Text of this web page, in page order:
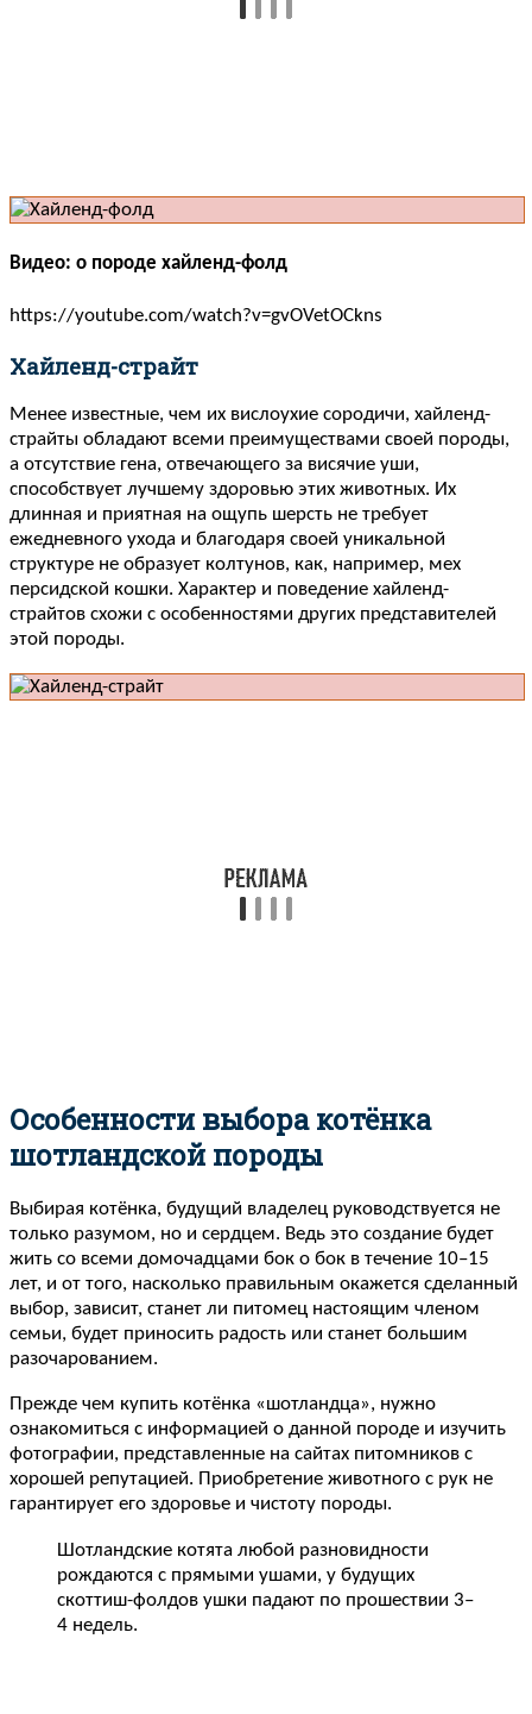
Видео: о породе хайленд-фолд
https://youtube.com/watch?v=gvOVetOCkns
Хайленд-страйт
Менее известные, чем их вислоухие сородичи, хайленд-
страйты обладают всеми преимуществами своей породы,
а отсутствие гена, отвечающего за висячие уши,
способствует лучшему здоровью этих животных. Их
длинная и приятная на ощупь шерсть не требует
ежедневного ухода и благодаря своей уникальной
структуре не образует колтунов, как, например, мех
персидской кошки. Характер и поведение хайленд-
страйтов схожи с особенностями других представителей
этой породы.
Особенности выбора котёнка
шотландской породы
Выбирая котёнка, будущий владелец руководствуется не
только разумом, но и сердцем. Ведь это создание будет
жить со всеми домочадцами бок о бок в течение 10–15
лет, и от того, насколько правильным окажется сделанный
выбор, зависит, станет ли питомец настоящим членом
семьи, будет приносить радость или станет большим
разочарованием.
Прежде чем купить котёнка «шотландца», нужно
ознакомиться с информацией о данной породе и изучить
фотографии, представленные на сайтах питомников с
хорошей репутацией. Приобретение животного с рук не
гарантирует его здоровье и чистоту породы.
Шотландские котята любой разновидности
рождаются с прямыми ушами, у будущих
скоттиш-фолдов ушки падают по прошествии 3–
4 недель.